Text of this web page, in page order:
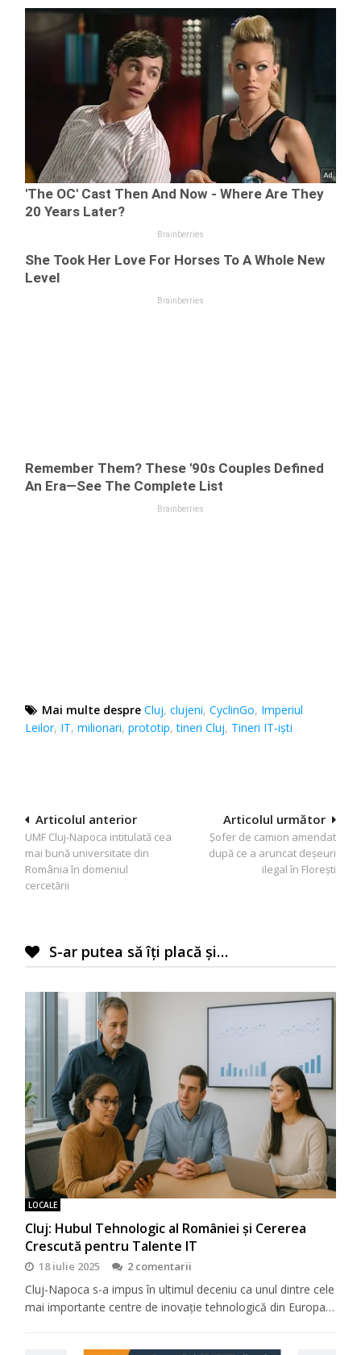
Mai multe despre Cluj,clujeni,CyclinGo, Imperiul
Leilor, IT,milionari,prototip,tineri Cluj, Tineri IT-iști
Navigare
în
articole
Articolul următor
Șofer de camion amendat
după ce a aruncat deșeuri
ilegal în Florești
Articolul anterior
UMF Cluj-Napoca intitulată cea
mai bună universitate din
România în domeniul
cercetării
S-ar putea să îți placă și…
LOCALE
Cluj: Hubul Tehnologic al României și Cererea
Crescută pentru Talente IT
18 iulie 2025 2 comentarii
Cluj-Napoca s-a impus în ultimul deceniu ca unul dintre cele
mai importante centre de inovație tehnologică din Europa…